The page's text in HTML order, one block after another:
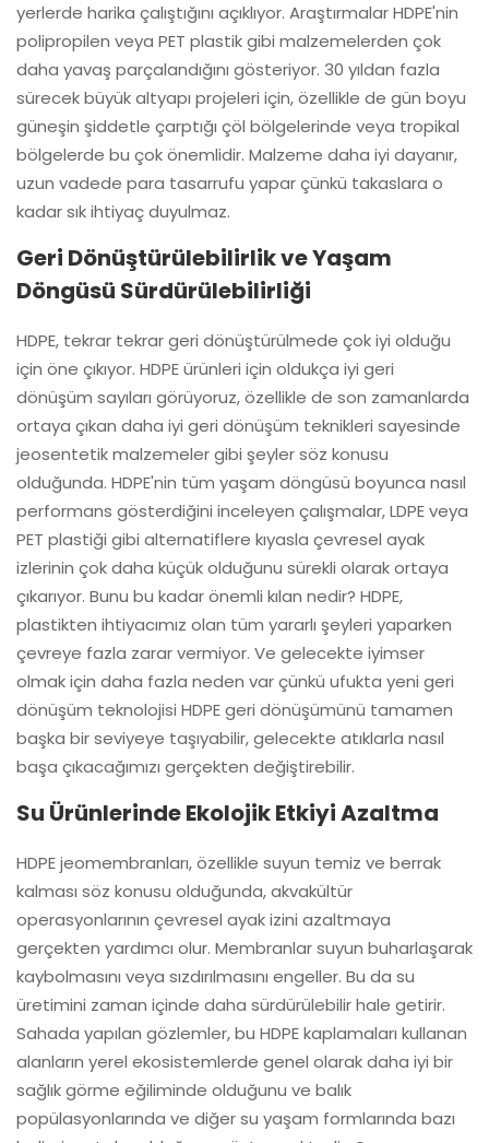
yerlerde harika çalıştığını açıklıyor. Araştırmalar HDPE'nin
polipropilen veya PET plastik gibi malzemelerden çok
daha yavaş parçalandığını gösteriyor. 30 yıldan fazla
sürecek büyük altyapı projeleri için, özellikle de gün boyu
güneşin şiddetle çarptığı çöl bölgelerinde veya tropikal
bölgelerde bu çok önemlidir. Malzeme daha iyi dayanır,
uzun vadede para tasarrufu yapar çünkü takaslara o
kadar sık ihtiyaç duyulmaz.
Geri Dönüştürülebilirlik ve Yaşam
Döngüsü Sürdürülebilirliği
HDPE, tekrar tekrar geri dönüştürülmede çok iyi olduğu
için öne çıkıyor. HDPE ürünleri için oldukça iyi geri
dönüşüm sayıları görüyoruz, özellikle de son zamanlarda
ortaya çıkan daha iyi geri dönüşüm teknikleri sayesinde
jeosentetik malzemeler gibi şeyler söz konusu
olduğunda. HDPE'nin tüm yaşam döngüsü boyunca nasıl
performans gösterdiğini inceleyen çalışmalar, LDPE veya
PET plastiği gibi alternatiflere kıyasla çevresel ayak
izlerinin çok daha küçük olduğunu sürekli olarak ortaya
çıkarıyor. Bunu bu kadar önemli kılan nedir? HDPE,
plastikten ihtiyacımız olan tüm yararlı şeyleri yaparken
çevreye fazla zarar vermiyor. Ve gelecekte iyimser
olmak için daha fazla neden var çünkü ufukta yeni geri
dönüşüm teknolojisi HDPE geri dönüşümünü tamamen
başka bir seviyeye taşıyabilir, gelecekte atıklarla nasıl
başa çıkacağımızı gerçekten değiştirebilir.
Su Ürünlerinde Ekolojik Etkiyi Azaltma
HDPE jeomembranları, özellikle suyun temiz ve berrak
kalması söz konusu olduğunda, akvakültür
operasyonlarının çevresel ayak izini azaltmaya
gerçekten yardımcı olur. Membranlar suyun buharlaşarak
kaybolmasını veya sızdırılmasını engeller. Bu da su
üretimini zaman içinde daha sürdürülebilir hale getirir.
Sahada yapılan gözlemler, bu HDPE kaplamaları kullanan
alanların yerel ekosistemlerde genel olarak daha iyi bir
sağlık görme eğiliminde olduğunu ve balık
popülasyonlarında ve diğer su yaşam formlarında bazı